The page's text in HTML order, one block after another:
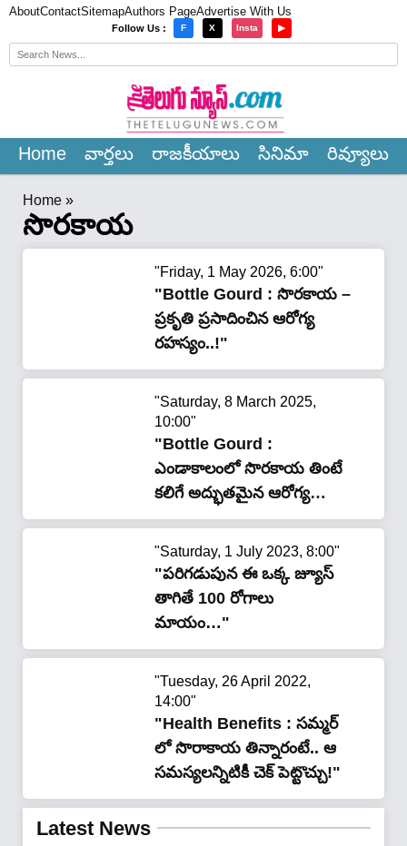
AboutContactSitemapAuthors PageAdvertise With Us
Follow Us : F X Insta ▶
Home వార్త‌లు రాజ‌కీయాలు సినిమా రివ్యూలు
Home »
సొరకాయ
"Friday, 1 May 2026, 6:00"
"Bottle Gourd : సొరకాయ –
ప్రకృతి ప్రసాదించిన ఆరోగ్య
రహస్యం..!"
"Saturday, 8 March 2025,
10:00"
"Bottle Gourd :
ఎండాకాలంలో సొరకాయ తింటే
కలిగే అద్భుతమైన ఆరోగ్య
ప్రయోజనాలు..దీని ఔషధ
గుణాలు తెలిస్తే షాకే…?"
"Saturday, 1 July 2023, 8:00"
"పరిగడుపున ఈ ఒక్క జ్యూస్
తాగితే 100 రోగాలు
మాయం…"
"Tuesday, 26 April 2022,
14:00"
"Health Benefits : సమ్మర్
లో సొరాకాయ తిన్నారంటే.. ఆ
సమస్యలన్నిటికీ చెక్ పెట్టొచ్చు!"
Latest News